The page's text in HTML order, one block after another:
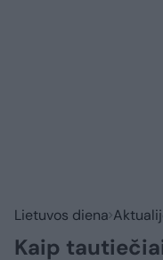
Lietuvos diena
Kaip